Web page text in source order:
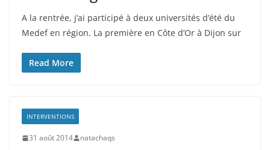
A la rentrée, j’ai participé à deux universités d’été du
Medef en région. La première en Côte d’Or à Dijon sur
Read More
INTERVENTIONS
31 août 2014 natachaqs